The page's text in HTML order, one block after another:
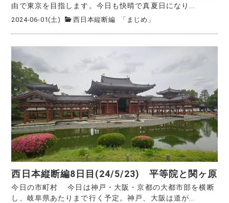
由で東京を目指します。今日も快晴で真夏日になり...
2024-06-01(土) 西日本縦断編 「まじめ」
西日本縦断編8日目(24/5/23) 平等院と関ヶ原
今日の市町村 今日は神戸・大阪・京都の大都市部を横断
し、岐阜県あたりまで行く予定。神戸、大阪は道が...